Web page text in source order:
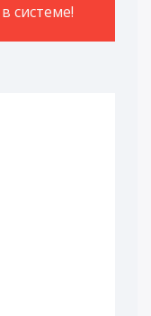
системе!